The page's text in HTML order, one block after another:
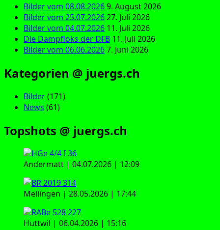
Bilder vom 08.08.20269. August 2026
Bilder vom 25.07.202627. Juli 2026
Bilder vom 04.07.2026 11. Juli 2026
Die Dampfloks der DFB 11. Juli 2026
Bilder vom 06.06.20267. Juni 2026
Kategorien @ juergs.ch
Bilder(171)
News (61)
Topshots @ juergs.ch
Andermatt | 04.07.2026 | 12:09
Mellingen | 28.05.2026 | 17:44
Huttwil | 06.04.2026 | 15:16